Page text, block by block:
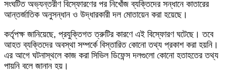
সংঘটিত অভ্যন্তরীণ বিস্ফোরণের পর নিখোঁজ ব্যক্তিদের সন্ধানে কাতারের
আন্তর্জাতিক অনুসন্ধান ও উদ্ধারকারী দল মোতায়েন করা হয়েছে।
কর্তৃপক্ষ জানিয়েছে, প্রযুক্তিগত ত্রুটির কারণে এই বিস্ফোরণ ঘটেছে। তবে
আহত ব্যক্তিদের অবস্থা সম্পর্কে বিস্তারিত কোনো তথ্য প্রকাশ করা হয়নি।
এর আগে ঘটনাস্থলে কাজ করা সিভিল ডিফেন্স দলগুলো কোনো হতাহতের তথ্য
পায়নি বলে জানান হয়।